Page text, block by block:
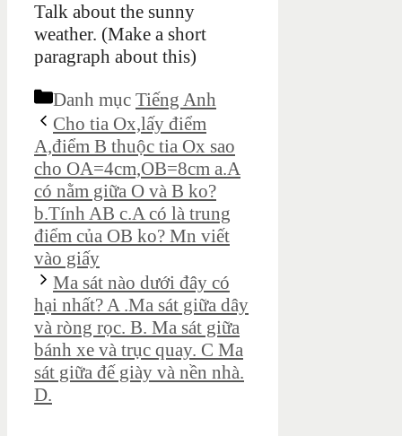
Talk about the sunny
weather. (Make a short
paragraph about this)
Danh mục Tiếng Anh
Cho tia Ox,lấy điểm
A,điểm B thuộc tia Ox sao
cho OA=4cm,OB=8cm a.A
có nằm giữa O và B ko?
b.Tính AB c.A có là trung
điểm của OB ko? Mn viết
vào giấy
Ma sát nào dưới đây có
hại nhất? A .Ma sát giữa dây
và ròng rọc. B. Ma sát giữa
bánh xe và trục quay. C Ma
sát giữa đế giày và nền nhà.
D.